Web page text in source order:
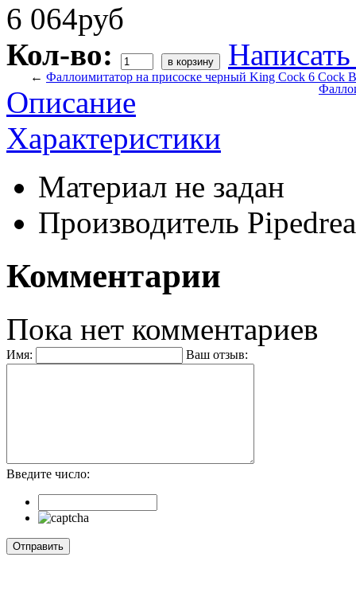
6 064руб
Кол-во:
← Фаллоимитатор на присоске черный King Cock 6 Cock
Описание
Характеристики
Материал не задан
Производитель
Комментарии
Пока нет комментариев
Имя: Ваш отзыв:
Введите число: